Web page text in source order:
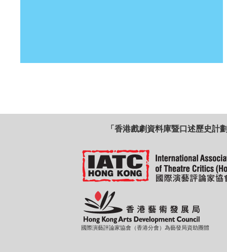
「香港戲劇資料庫暨口述歷史計
國際演藝評論家協會（香港分會）為藝發局資助團體